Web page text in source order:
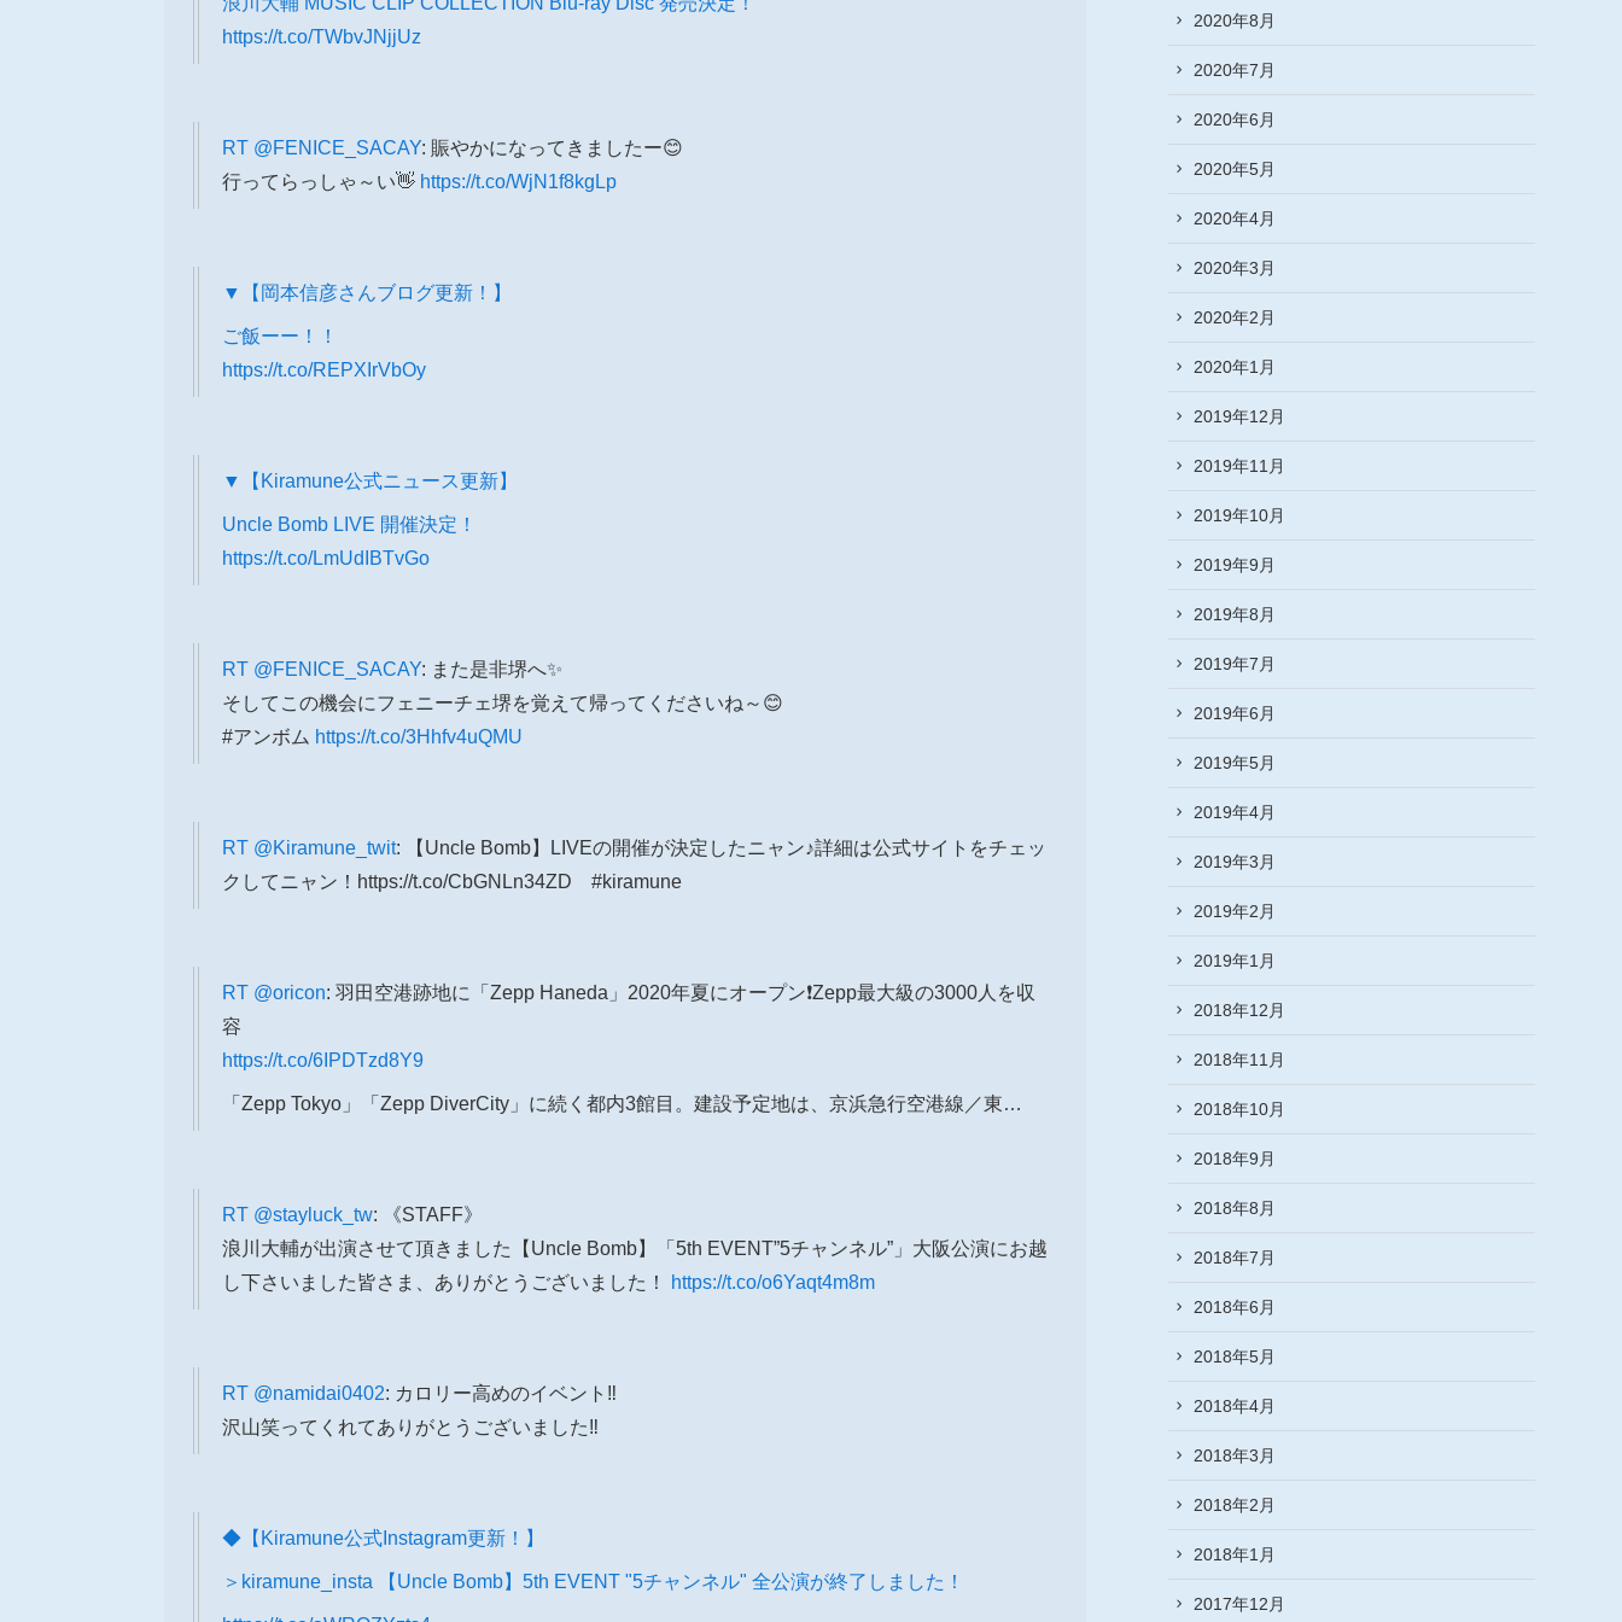
https://t.co/TWbvJNjjUz
RT @FENICE_SACAY: 賑やかになってきましたー😊
行ってらっしゃ～い👋 https://t.co/WjN1f8kgLp
▼【岡本信彦さんブログ更新！】
ご飯ーー！！
https://t.co/REPXIrVbOy
▼【Kiramune公式ニュース更新】
Uncle Bomb LIVE 開催決定！
https://t.co/LmUdIBTvGo
RT @FENICE_SACAY: また是非堺へ✨
そしてこの機会にフェニーチェ堺を覚えて帰ってくださいね～😊
#アンボム https://t.co/3Hhfv4uQMU
RT @Kiramune_twit: 【Uncle Bomb】LIVEの開催が決定したニャン♪詳細は公式サイトをチェッ
クしてニャン！https://t.co/CbGNLn34ZD #kiramune
RT @oricon: 羽田空港跡地に「Zepp Haneda」2020年夏にオープン❗Zepp最大級の3000人を収
容
https://t.co/6IPDTzd8Y9
「Zepp Tokyo」「Zepp DiverCity」に続く都内3館目。建設予定地は、京浜急行空港線／東…
RT @stayluck_tw: 《STAFF》
浪川大輔が出演させて頂きました【Uncle Bomb】「5th EVENT”5チャンネル”」大阪公演にお越
し下さいました皆さま、ありがとうございました！
https://t.co/o6Yaqt4m8m
RT @namidai0402: カロリー高めのイベント‼︎
沢山笑ってくれてありがとうございました‼︎
◆【Kiramune公式Instagram更新！】
＞kiramune_insta 【Uncle Bomb】5th EVENT "5チャンネル" 全公演が終了しました！
2020年8月
2020年7月
2020年6月
2020年5月
2020年4月
2020年3月
2020年2月
2020年1月
2019年12月
2019年11月
2019年10月
2019年9月
2019年8月
2019年7月
2019年6月
2019年5月
2019年4月
2019年3月
2019年2月
2019年1月
2018年12月
2018年11月
2018年10月
2018年9月
2018年8月
2018年7月
2018年6月
2018年5月
2018年4月
2018年3月
2018年2月
2018年1月
2017年12月